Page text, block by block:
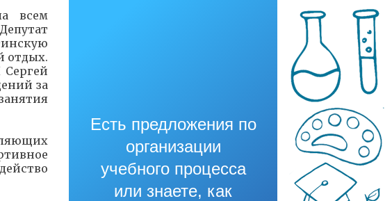
всем
отдых.
за
Есть предложения по
организации
учебного процесса
или знаете, как